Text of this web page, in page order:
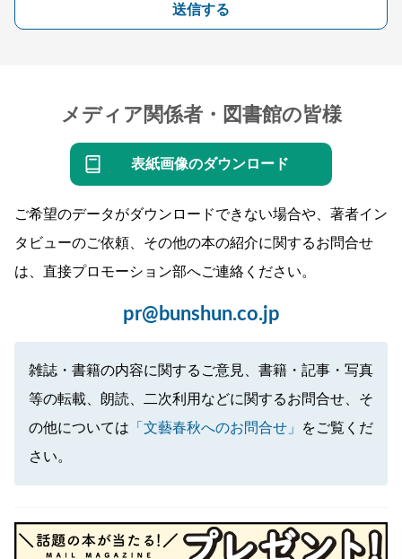
送信する
メディア関係者・図書館の皆様
表紙画像のダウンロード
ご希望のデータがダウンロードできない場合や、著者イン
タビューのご依頼、その他の本の紹介に関するお問合せ
は、直接プロモーション部へご連絡ください。
pr@bunshun.co.jp
雑誌・書籍の内容に関するご意見、書籍・記事・写真
等の転載、朗読、二次利用などに関するお問合せ、そ
の他については 「文藝春秋へのお問合せ」
をご覧くだ
さい。